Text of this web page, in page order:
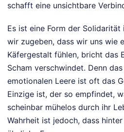
schafft eine unsichtbare
Es ist eine Form der Solidarität
wir zugeben, dass wir uns wie
Käfergestalt fühlen, bricht das
Scham verschwindet. Denn
emotionalen Leere ist oft das
Einzige ist, der so empfindet,
scheinbar mühelos durch ihr
Wahrheit ist jedoch, dass